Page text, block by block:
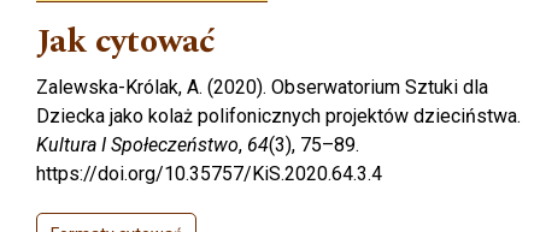
Jak cytować
Zalewska-Królak, A. (2020). Obserwatorium Sztuki dla
Dziecka jako kolaż polifonicznych projektów dzieciństwa.
Kultura I Społeczeństwo, 64(3), 75–89.
https://doi.org/10.35757/KiS.2020.64.3.4